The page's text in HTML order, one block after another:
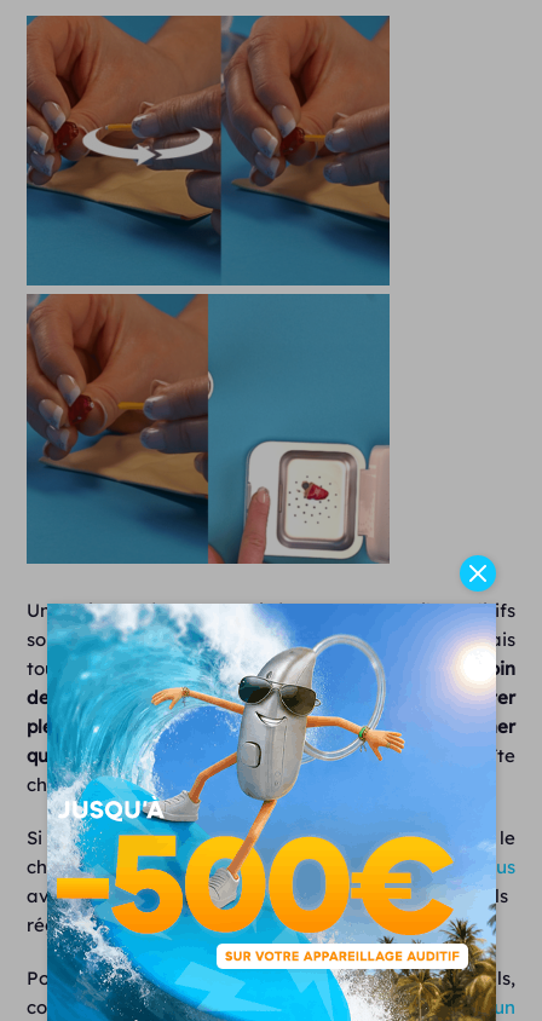
Une fois ces étapes terminées, vos appareils auditifs
sont complètement nettoyés. Vous avez désormais
toutes les connaissances nécessaires pour
prendre soin
de votreaide auditive invisible
et en profiter
pleinement. Toutefois, n’oubliez pas desécher
quotidiennement vos aides auditives dans leur boîte
chauffante
Si des problèmes de sons persistent malgré le
changement de pare-cérumen,
prenez rendez-vous
avec un audioprothésiste Unisson pour d’éventuels
réglages.
Pour en savoir plus et avoir davantage de détails,
consultez notre article dédié «
Comment changer un